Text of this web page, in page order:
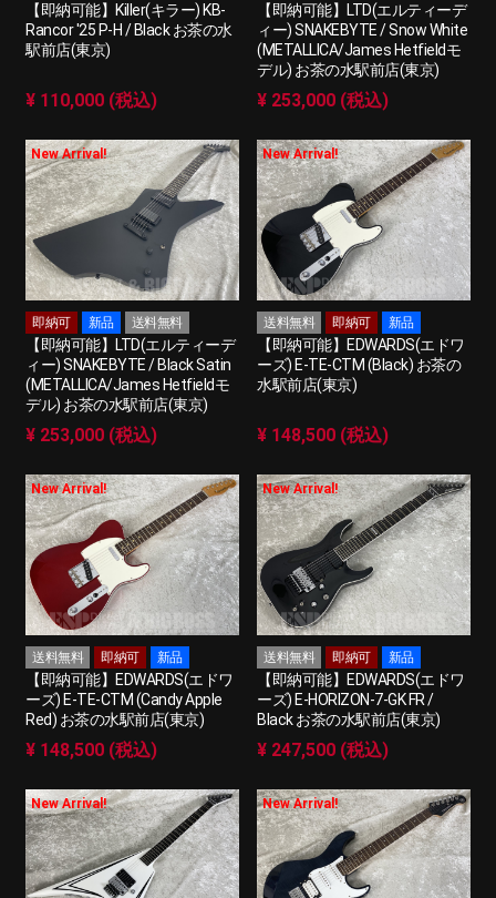
【即納可能】Killer(キラー) KB-
Rancor '25 P-H / Black お茶の水
駅前店(東京)
¥ 110,000 (税込)
【即納可能】LTD(エルティーデ
ィー) SNAKEBYTE / Snow White
(METALLICA/James Hetfieldモ
デル) お茶の水駅前店(東京)
¥ 253,000 (税込)
New Arrival!
即納可 新品 送料無料
【即納可能】LTD(エルティーデ
ィー) SNAKEBYTE / Black Satin
(METALLICA/James Hetfieldモ
デル) お茶の水駅前店(東京)
¥ 253,000 (税込)
New Arrival!
送料無料 即納可 新品
【即納可能】EDWARDS(エドワ
ーズ) E-TE-CTM (Black) お茶の
水駅前店(東京)
¥ 148,500 (税込)
New Arrival!
送料無料 即納可 新品
【即納可能】EDWARDS(エドワ
ーズ) E-TE-CTM (Candy Apple
Red) お茶の水駅前店(東京)
¥ 148,500 (税込)
New Arrival!
送料無料 即納可 新品
【即納可能】EDWARDS(エドワ
ーズ) E-HORIZON-7-GK FR /
Black お茶の水駅前店(東京)
¥ 247,500 (税込)
New Arrival! New Arrival!